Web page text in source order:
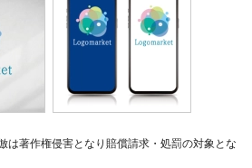
は著作権侵害となり賠償請求・処罰の対象とな